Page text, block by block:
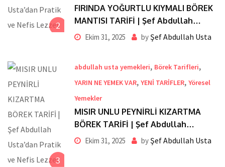
2
FIRINDA YOĞURTLU KIYMALI BÖREK
MANTISI TARİFİ | Şef Abdullah
Usta’dan Pratik ve Nefis Lezzet
Ekim 31, 2025 byŞef Abdullah Usta
3
abdullah usta yemekleri, Börek Tarifleri,
YARIN NE YEMEK VAR, YENİ TARİFLER, Yöresel
Yemekler
MISIR UNLU PEYNİRLİ KIZARTMA
BÖREK TARİFİ | Şef Abdullah
Usta’dan Pratik ve Nefis Lezzet
Ekim 31, 2025 byŞef Abdullah Usta